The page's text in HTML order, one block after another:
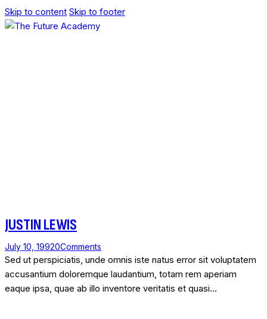
Skip to content Skip to footer
JUSTIN LEWIS
July 10, 19920Comments
Sed ut perspiciatis, unde omnis iste natus error sit voluptatem
accusantium doloremque laudantium, totam rem aperiam
eaque ipsa, quae ab illo inventore veritatis et quasi…